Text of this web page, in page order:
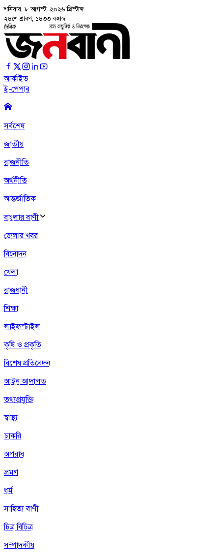
শনিবার, ৮ আগস্ট, ২০২৬ খ্রিস্টাব্দ
২৪শে শ্রাবণ, ১৪৩৩ বঙ্গাব্দ
আর্কাইভ
ই-পেপার
সর্বশেষ
জাতীয়
রাজনীতি
অর্থনীতি
আন্তর্জাতিক
বাংলার বাণী
জেলার খবর
বিনোদন
খেলা
রাজধানী
শিক্ষা
লাইফস্টাইল
কৃষি ও প্রকৃতি
বিশেষ প্রতিবেদন
আইন আদালত
তথ্যপ্রযুক্তি
স্বাস্থ্য
চাকরি
অপরাধ
ভ্রমণ
ধর্ম
সাহিত্য বাণী
চিত্র বিচিত্র
সম্পাদকীয়